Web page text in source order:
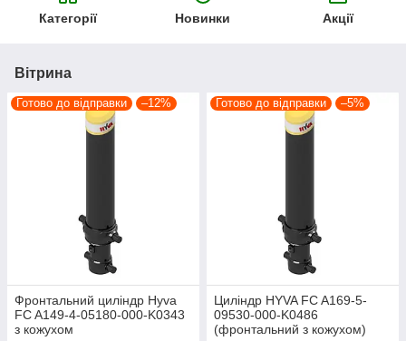
Категорії Новинки Акції
Вітрина
Готово до відправки –12%
Фронтальний циліндр Hyva
FC A149-4-05180-000-K0343
з кожухом
Готово до відправки –5%
Циліндр HYVA FC A169-5-
09530-000-K0486
(фронтальний з кожухом)